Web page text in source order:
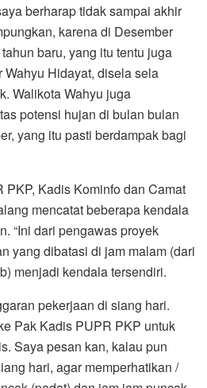
berharap tidak sampai akhir
karena di Desember
baru, yang itu tentu juga
Wahyu Hidayat, disela sela
Walikota Wahyu juga
potensi hujan di bulan bulan
yang itu pasti berdampak bagi
Kadis Kominfo dan Camat
mencatat beberapa kendala
“Ini dari pengawas proyek
yang dibatasi di jam malam (dari
menjadi kendala tersendiri.
pekerjaan di siang hari.
Pak Kadis PUPR PKP untuk
Saya pesan kan, kalau pun
hari, agar memperhatikan /